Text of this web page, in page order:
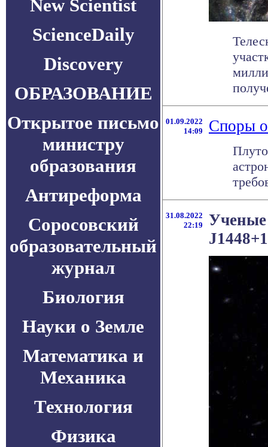
New Scientist
ScienceDaily
Discovery
ОБРАЗОВАНИЕ
Открытое письмо
министру
образования
Антиреформа
Соросовский
образовательный
журнал
Биология
Науки о Земле
Математика и
Механика
Технология
Физика
01.09.2022
14:09
Споры о
31.08.2022
22:19
Ученые